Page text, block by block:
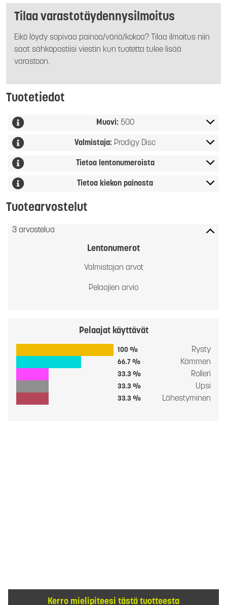
Tilaa varastotäydennysilmoitus
Eikö löydy sopivaa painoa/väriä/kokoa? Tilaa ilmoitus niin
saat sähköpostiisi viestin kun tuotetta tulee lisää
varastoon.
Tuotetiedot
Muovi: 500
Valmistaja: Prodigy Disc
Tietoa lentonumeroista
Tietoa kiekon painosta
Tuotearvostelut
3 arvostelua
Lentonumerot
Valmistajan arvot
Pelaajien arvio
Pelaajat käyttävät
100 % Rysty
66.7 % Kämmen
33.3 % Rolleri
33.3 % Upsi
33.3 % Lähestyminen
Kerro mielipiteesi tästä tuotteesta